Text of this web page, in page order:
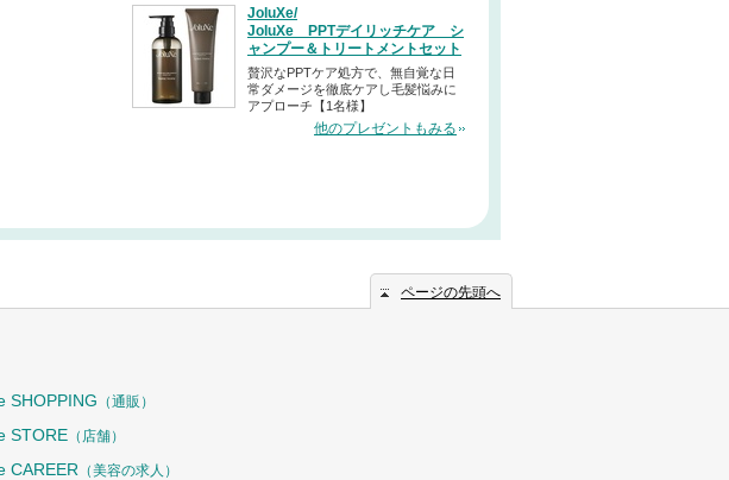
JoluXe/
JoluXe PPTデイリッチケア シ
ャンプー＆トリートメントセット
贅沢なPPTケア処方で、無自覚な日
常ダメージを徹底ケアし毛髪悩みに
アプローチ【1名様】
他のプレゼントもみる
ページの先頭へ
SHOPPING （通販）
STORE （店舗）
CAREER （美容の求人）